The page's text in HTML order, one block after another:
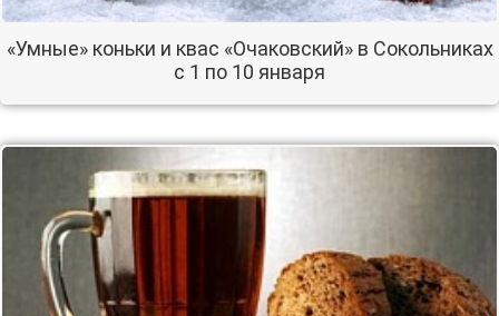
«Умные» коньки и квас «Очаковский» в Сокольниках
с 1 по 10 января